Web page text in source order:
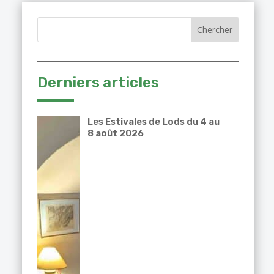
Derniers articles
Les Estivales de Lods du 4 au
8 août 2026